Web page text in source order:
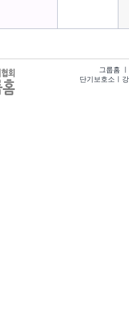
그룹홈
단기보호소ㅣ